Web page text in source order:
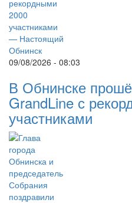
09/08/2026 - 08:03
В Обнинске
GrandLine с
участниками